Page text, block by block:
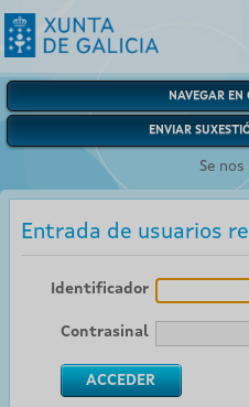
NAVEGAR EN
ENVIAR
Se
Entrada de usuarios
Identificador
Contrasinal